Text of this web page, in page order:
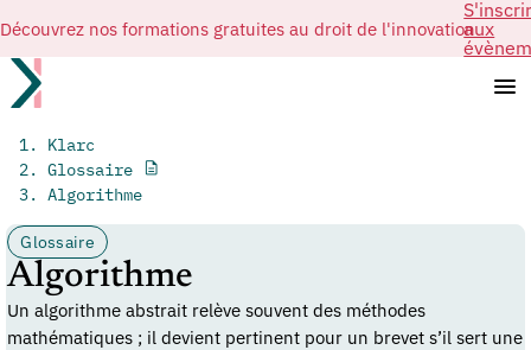
Découvrez nos formations gratuites au droit de l'innovationaux
Klarc
Glossaire
Algorithme
Glossaire
Algorithme
Un algorithme abstrait relève souvent des méthodes
mathématiques ; il devient pertinent pour un brevet s’il sert une